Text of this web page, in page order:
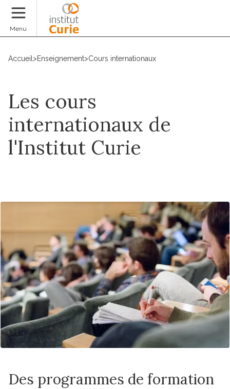
Menu
Accueil >Enseignement>Cours internationaux
Les cours
internationaux de
l'Institut Curie
Des programmes de formation